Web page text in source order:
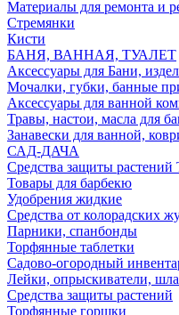
Материалы для ремонта и
Стремянки
Кисти
БАНЯ, ВАННАЯ, ТУАЛЕТ
Аксессуары для Бани,
Мочалки, губки, банные
Аксессуары для ванной
Травы, настои, масла для
Занавески для ванной,
САД-ДАЧА
Средства защиты
Товары для барбекю
Удобрения жидкие
Средства от колорадских
Парники, спанбонды
Торфянные таблетки
Садово-огородный
Лейки, опрыскиватели,
Средства защиты растений
Торфянные горшки